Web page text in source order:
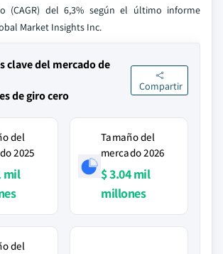
(CAGR) del 6,3% según el último informe
Market Insights Inc.
clave del mercado de
de giro cero
Compartir
del
2025
mil
Tamaño del
mercado 2026
$ 3.04 mil
millones
del